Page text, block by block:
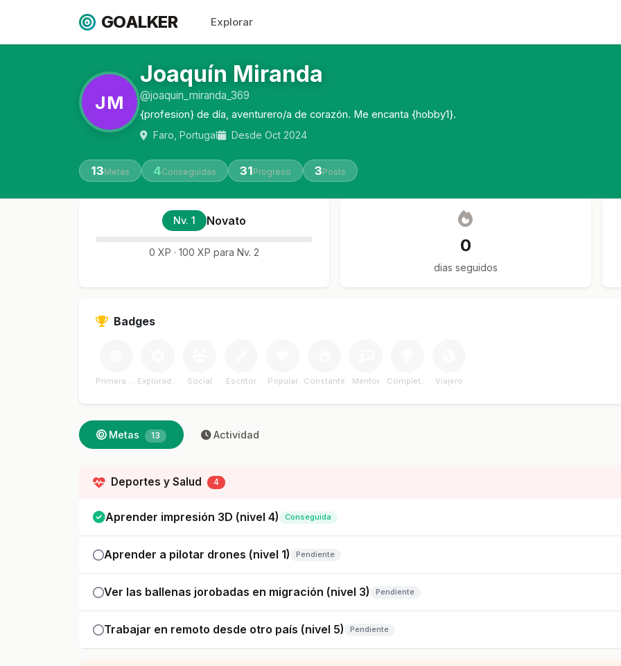
GOALKER Explorar
JM
Joaquín Miranda
@joaquin_miranda_369
{profesion} de día, aventurero/a de corazón. Me encanta {hobby1}.
Faro, Portugal Desde Oct 2024
13Metas 4Conseguidas 31Progreso 3Posts
Nv. 1 Novato
0 XP · 100 XP para Nv. 2 0
dias seguidos
Badges
Primera Meta Explorador Social Escritor Popular Constante Mentor Completador Viajero
Metas 13 Actividad
Deportes y Salud 4
Aprender impresión 3D (nivel 4) Conseguida
Aprender a pilotar drones (nivel 1) Pendiente
Ver las ballenas jorobadas en migración (nivel 3) Pendiente
Trabajar en remoto desde otro país (nivel 5) Pendiente